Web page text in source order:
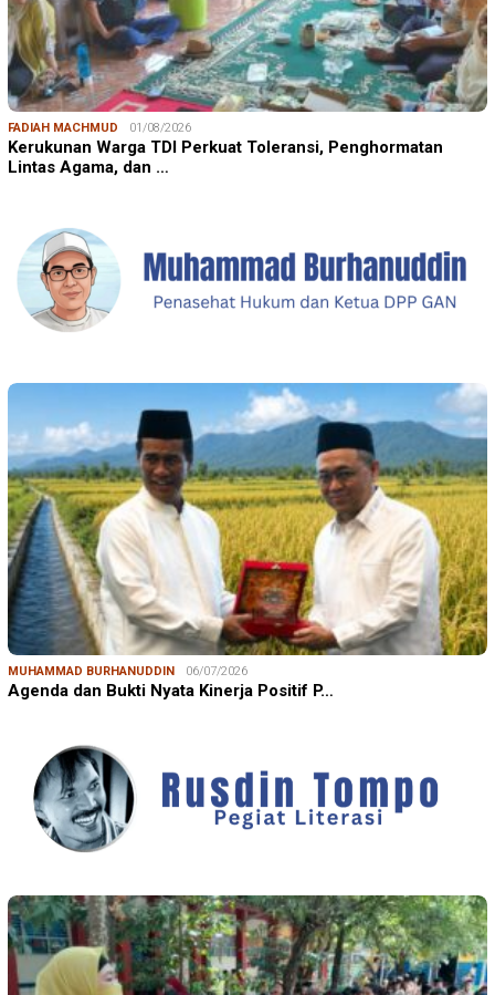
FADIAH MACHMUD 01/08/2026
Kerukunan Warga TDI Perkuat Toleransi, Penghormatan
Lintas Agama, dan …
MUHAMMAD BURHANUDDIN 06/07/2026
Agenda dan Bukti Nyata Kinerja Positif P…